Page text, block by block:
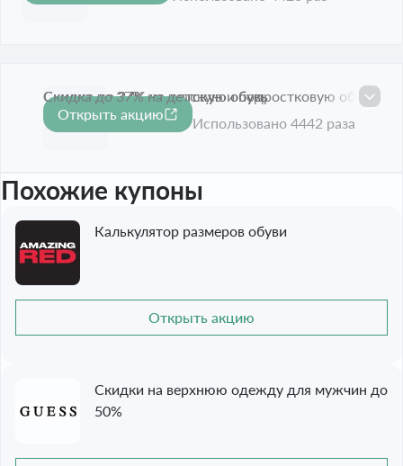
-37%
Скидка до 37% на детскую обувь
Срок акции истёк
Скидка до 37% на детскую и подростковую обувь.
Открыть акцию
Использовано 4442 раза
Похожие купоны
Калькулятор размеров обуви
Открыть акцию
Скидки на верхнюю одежду для мужчин до
50%